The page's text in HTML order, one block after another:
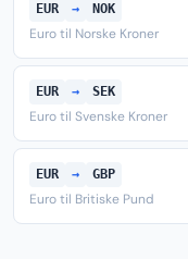
EUR → NOK
Euro til Norske Kroner
EUR → SEK
Euro til Svenske Kroner
EUR → GBP
Euro til Britiske Pund